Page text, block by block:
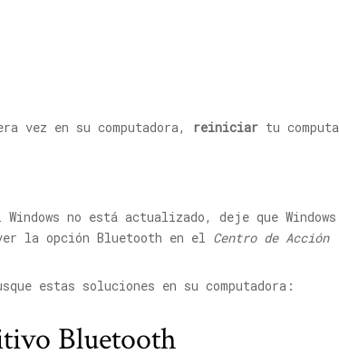
vez en su computadora, reiniciar tu
no está actualizado, deje que
la opción Bluetooth en el Centro de Acción
estas soluciones en su computadora:
Bluetooth